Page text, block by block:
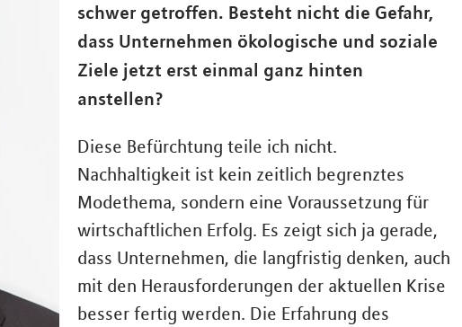
schwer getroffen. Besteht nicht die Gefahr,
dass Unternehmen ökologische und soziale
Ziele jetzt erst einmal ganz hinten
anstellen?
Diese Befürchtung teile ich nicht.
Nachhaltigkeit ist kein zeitlich begrenztes
Modethema, sondern eine Voraussetzung für
wirtschaftlichen Erfolg. Es zeigt sich ja gerade,
dass Unternehmen, die langfristig denken, auch
mit den Herausforderungen der aktuellen Krise
besser fertig werden. Die Erfahrung des